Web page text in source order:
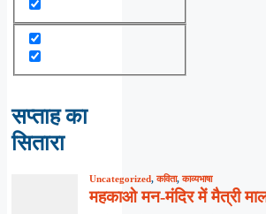
सप्ताह का
सितारा
Uncategorized,कविता,काव्यभाषा
महकाओ मन-मंदिर में मैत्री